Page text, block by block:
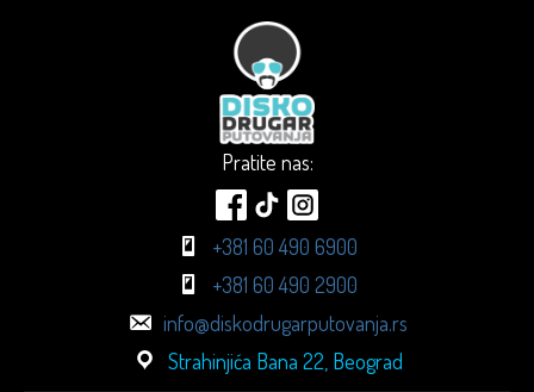
Pratite nas:
+381 60 490 6900
+381 60 490 2900
info@diskodrugarputovanja.rs
Strahinjića Bana 22, Beograd